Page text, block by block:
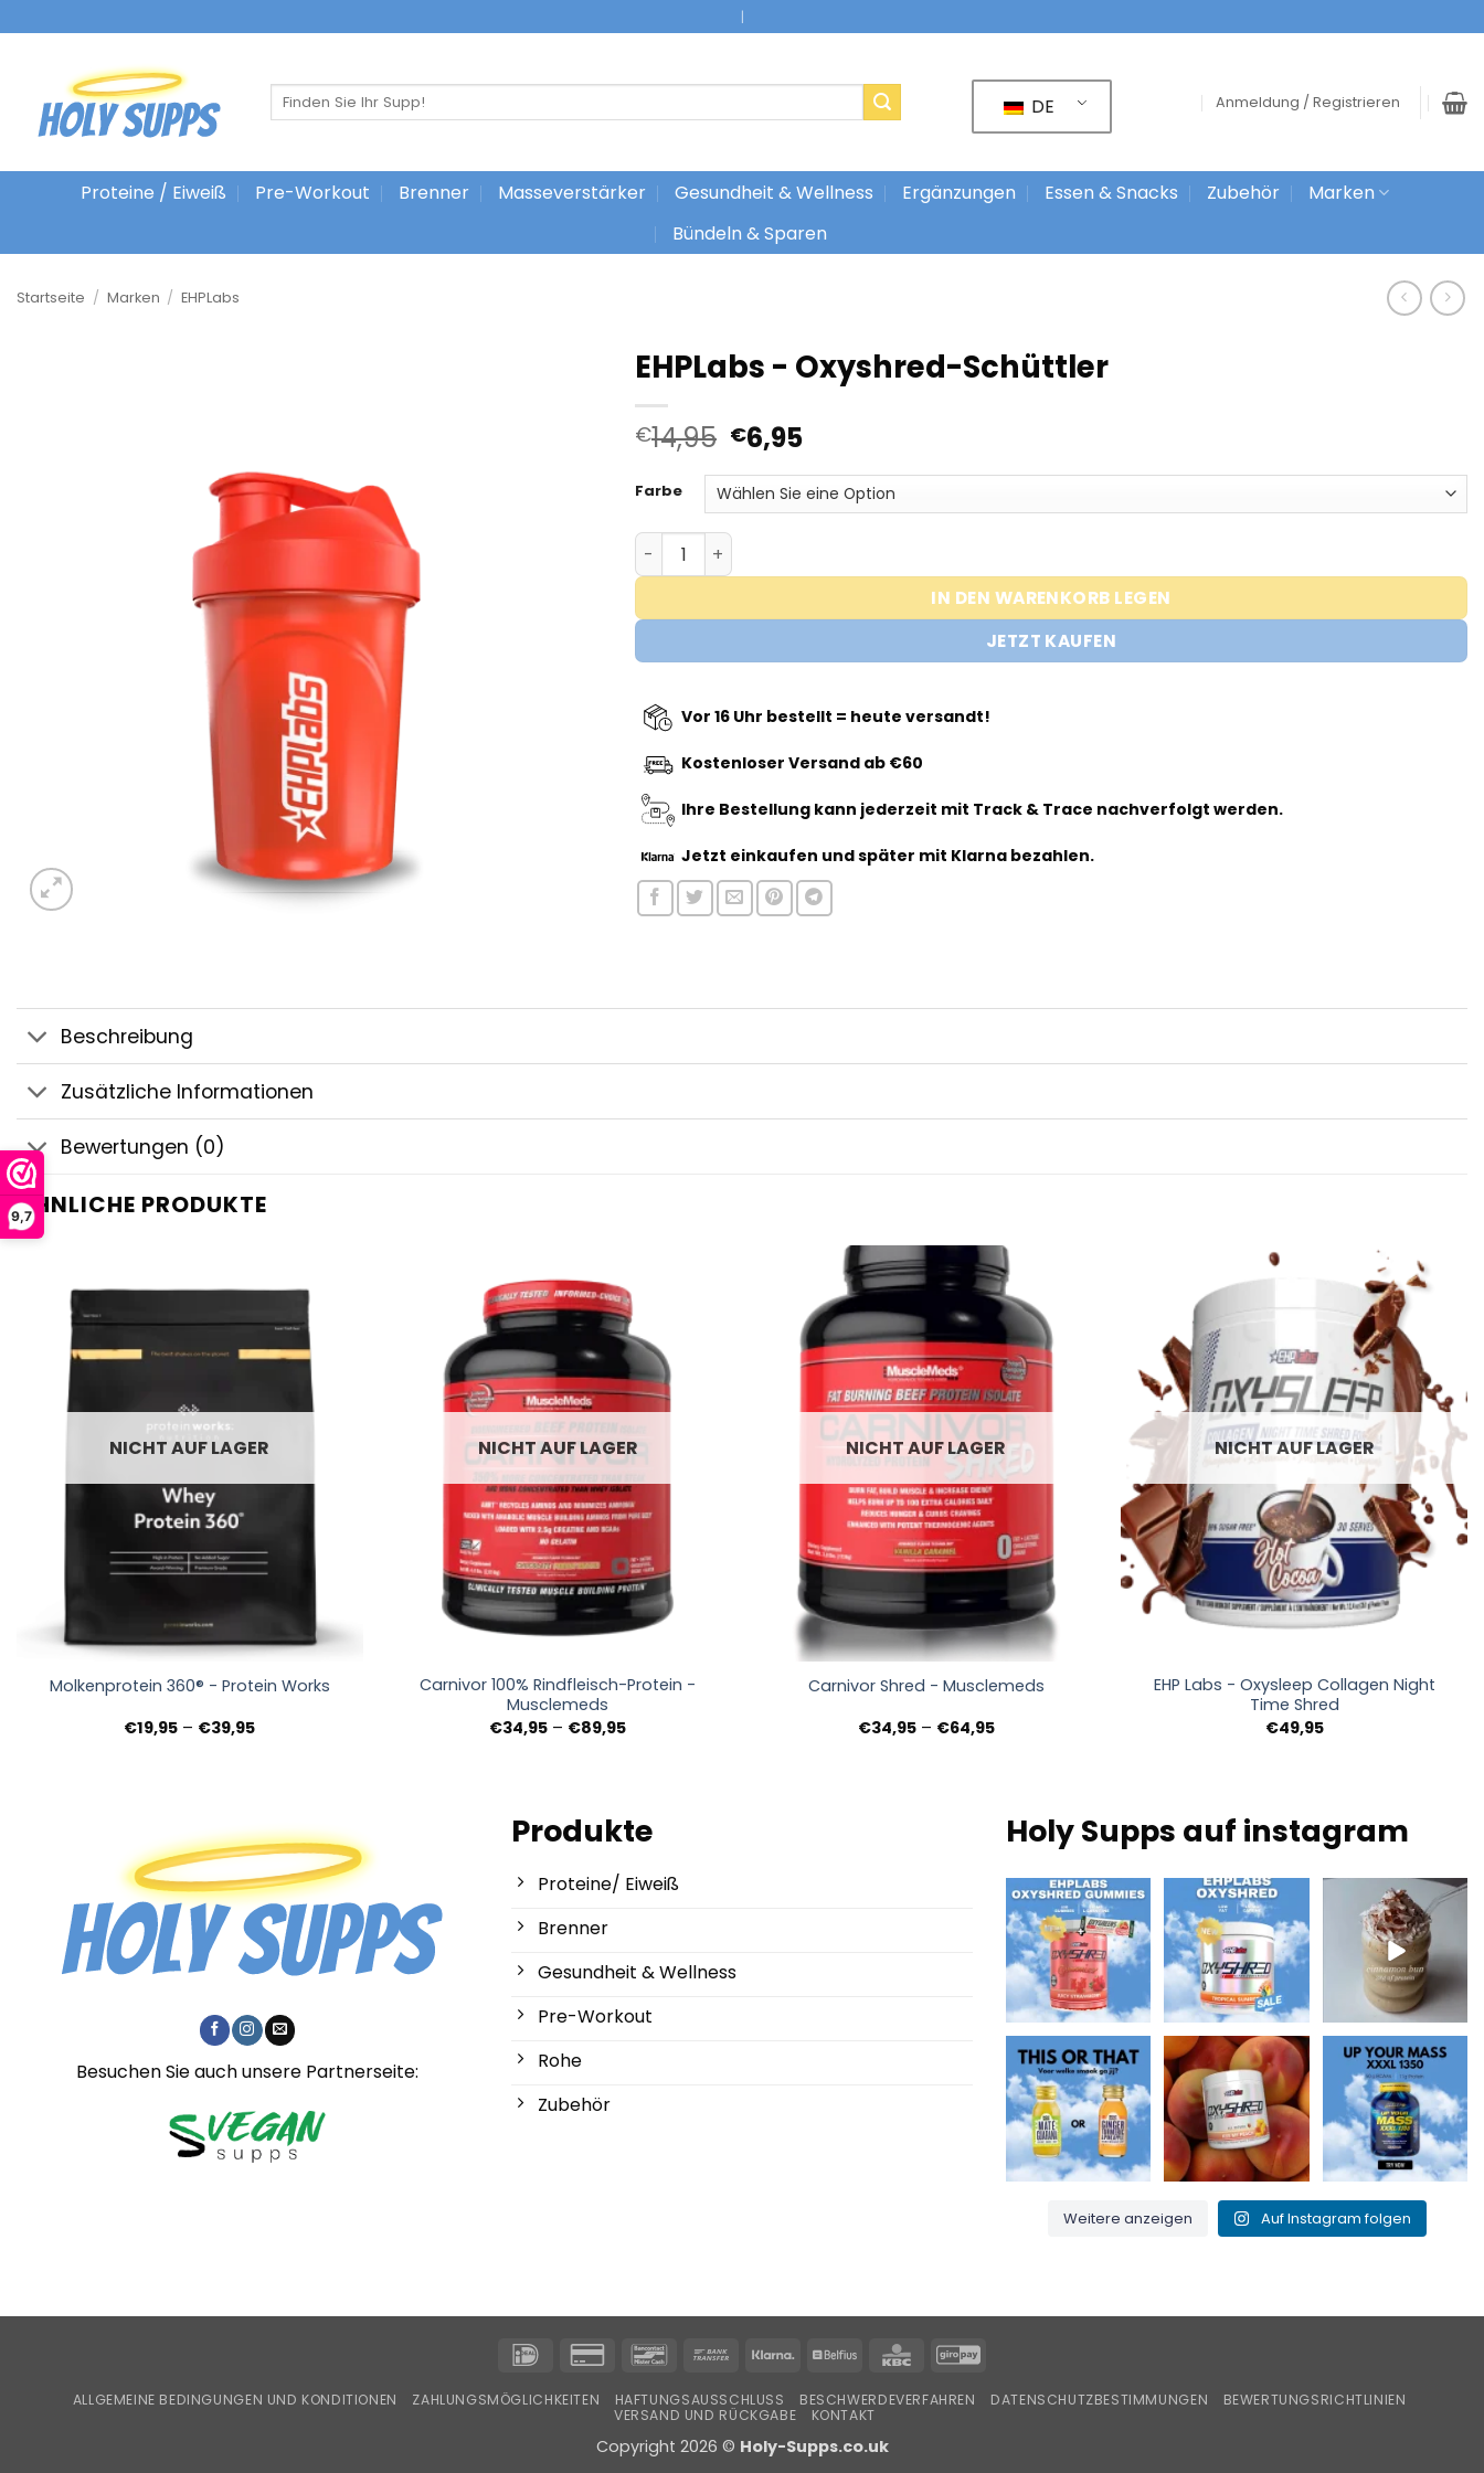
9,7
Inhalt
|
Suche
DE Anmeldung / Registrieren
Proteine / Eiweiß Pre-Workout Brenner Masseverstärker Gesundheit & Wellness Ergänzungen Essen & Snacks Zubehör
Marken
Bündeln & Sparen
Startseite / Marken / EHPLabs
EHPLabs - Oxyshred-Schüttler
€14,95 Ursprünglicher
Preis
war:
€14,95
€6,95Aktueller
ist:
€6,95.
Farbe
EHPLabs - Oxyshred Shaker Menge
IN DEN WARENKORB LEGEN
JETZT KAUFEN
Vor 16 Uhr bestellt = heute versandt!
Kostenloser Versand ab €60
Ihre Bestellung kann jederzeit mit Track & Trace nachverfolgt werden.
Jetzt einkaufen und später mit Klarna bezahlen.
Beschreibung
Zusätzliche Informationen
Bewertungen (0)
ÄHNLICHE PRODUKTE
NICHT AUF LAGER
Molkenprotein 360® - Protein Works
€19,95 – €39,95Preisspanne:
NICHT AUF LAGER
Carnivor 100% Rindfleisch-Protein -
Musclemeds
€34,95 – €89,95Preisspanne:
NICHT AUF LAGER
Carnivor Shred - Musclemeds
€34,95 – €64,95Preisspanne:
NICHT AUF LAGER
EHP Labs - Oxysleep Collagen Night
Time Shred
€49,95
Besuchen Sie auch unsere Partnerseite:
Produkte
Proteine/ Eiweiß
Brenner
Gesundheit & Wellness
Pre-Workout
Rohe
Zubehör
Holy Supps auf instagram
Neu bei Holy Supps 🍬
⚡
Die OxyShred
Gummies von...
3
Mit wenig Fett und
150 mg Koffein pro
Portion! ⚡...
0 2
Nahrhaft, reich an
Proteinen und perfekt
für...
2 0
Maté & Guarana für
den Energiekick
oder...
0 0
Küss meinen Pfirsich
und verbrenne das
Fett! 🍑🔥 ...
1 0
Up Your Mass XXXL
1350 = Protein +
BCAAs für...
1 0
Weitere anzeigen Auf Instagram folgen
IDeal
KreditkarteBancontactBanküberweisung
Klarna Belfius KBC GiroPay
ALLGEMEINE BEDINGUNGEN UND KONDITIONEN ZAHLUNGSMÖGLICHKEITEN HAFTUNGSAUSSCHLUSS BESCHWERDEVERFAHREN DATENSCHUTZBESTIMMUNGEN
BEWERTUNGSRICHTLINIEN
VERSAND UND RÜCKGABE
KONTAKT
Copyright 2026 © Holy-Supps.co.uk